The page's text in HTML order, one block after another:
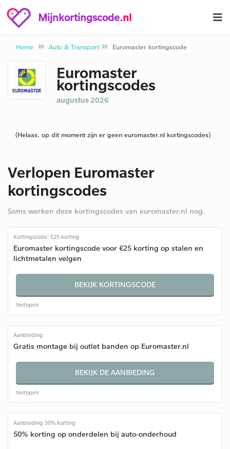
Mijnkortingscode.nl
Home Auto & Transport Euromaster kortingscode
Euromaster
kortingscodes
augustus 2026
(Helaas, op dit moment zijn er geen euromaster.nl kortingscodes)
Verlopen Euromaster
kortingscodes
Soms werken deze kortingscodes van euromaster.nl nog.
Kortingscode: €25 korting
Euromaster kortingscode voor €25 korting op stalen en
lichtmetalen velgen
BEKIJK KORTINGSCODE
Verlopen
Aanbieding
Gratis montage bij outlet banden op Euromaster.nl
BEKIJK DE AANBIEDING
Verlopen
Aanbieding 50% korting
50% korting op onderdelen bij auto-onderhoud